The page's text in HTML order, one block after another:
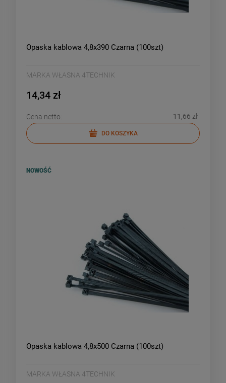
Opaska kablowa 4,8x390 Czarna (100szt)
MARKA WŁASNA 4TECHNIK
14,34 zł
Cena netto: 11,66 zł
DO KOSZYKA
Opaska kablowa 4,8x500 Czarna (100szt)
MARKA WŁASNA 4TECHNIK
NOWOŚĆ